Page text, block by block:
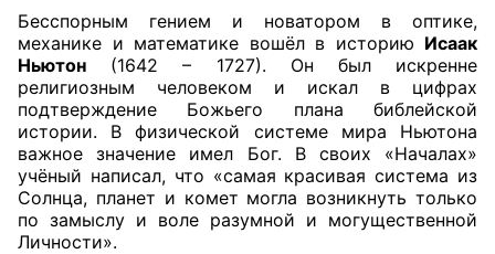
Бесспорным гением и новатором в оптике,
механике и математике вошёл в историю Исаак
Ньютон (1642 – 1727). Он был искренне
религиозным человеком и искал в цифрах
подтверждение Божьего плана библейской
истории. В физической системе мира Ньютона
важное значение имел Бог. В своих «Началах»
учёный написал, что «самая красивая система из
Солнца, планет и комет могла возникнуть только
по замыслу и воле разумной и могущественной
Личности».